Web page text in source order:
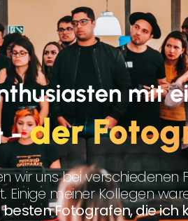
wir uns bei verschiedenen
meiner Kollegen
besten Fotografen, die ich